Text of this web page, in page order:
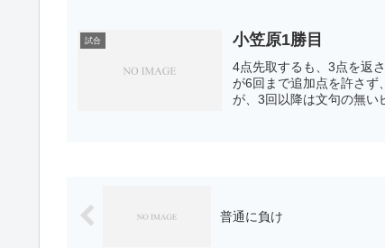
試合 小笠原1勝目
4点先取するも、3点を返
が6回まで追加点を許さず
が、3回以降は文句の無い
普通に負け